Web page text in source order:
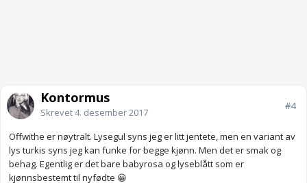
Kontormus
Skrevet4. desember 2017
#4
Offwithe er nøytralt. Lysegul syns jeg er litt jentete, men en variant av
lys turkis syns jeg kan funke for begge kjønn. Men det er smak og
behag. Egentlig er det bare babyrosa og lyseblått som er
kjønnsbestemt til nyfødte 😀